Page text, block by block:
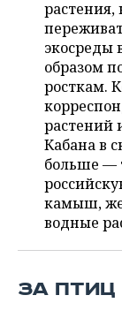
БИЗНЕС-
ONLINE-
ОТКРЫТАЯ
ФУТБОЛ
ХОККЕЙ
БАСКЕТБОЛ
ВОЛЕЙБОЛ
КИБЕРСПОРТ
ФИГУРНОЕ
НОВОСТИ
ВЛАСТЬ
ИСТОРИЯ
КУЛЬТУРА
МЕДИЦИНА
ФОТОГАЛЕРЕЯ
СЮЖЕТЫ
СПРАВОЧНИК
СПИСОК
СПИСОК
ПОЛНАЯ
растения,
экосреды
образом
росткам.
растений
Кабана в
больше —
камыш,
водные
ЗА ПТИЦ